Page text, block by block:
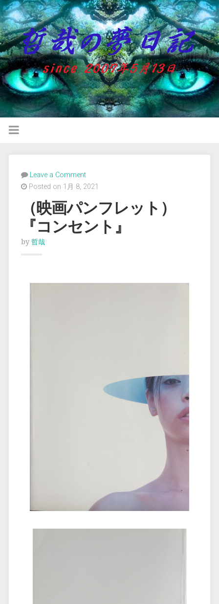
Leave a Comment
Posted on 1月 8, 2021
（映画パンフレット）
『コンセント』
by 哲哉